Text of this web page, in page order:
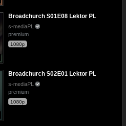
Broadchurch S01E08 Lektor PL
s-mediaPL
premium
1080p
Broadchurch S02E01 Lektor PL
s-mediaPL
premium
1080p